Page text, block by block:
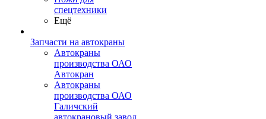
спецтехники
Ещё
Запчасти на автокраны
Автокраны
производства ОАО
Автокран
Автокраны
производства ОАО
Галичский
автокрановый завод